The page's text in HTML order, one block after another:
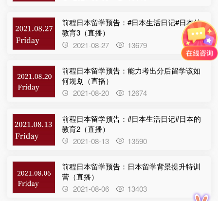
前程日本留学预告：#日本生活日记#日本的
教育3（直播）
2021-08-27
13679
前程日本留学预告：能力考出分后留学该如
何规划（直播）
2021-08-20
12674
前程日本留学预告：#日本生活日记#日本的
教育2（直播）
2021-08-13
13590
前程日本留学预告：日本留学背景提升特训
营（直播）
2021-08-06
13403